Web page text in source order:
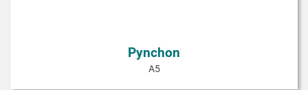
Pynchon
A5